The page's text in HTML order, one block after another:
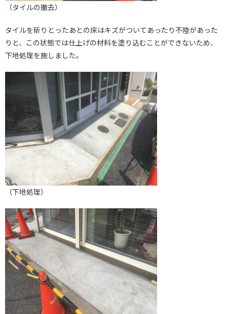
（タイルの撤去）
タイルを斫りとったあとの床はキズがついてあったり不陸があった
りと、この状態では仕上げの材料を塗り込むことができないため、
下地処理を施しました。
（下地処理）